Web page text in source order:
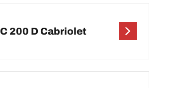
C 200 D Cabriolet